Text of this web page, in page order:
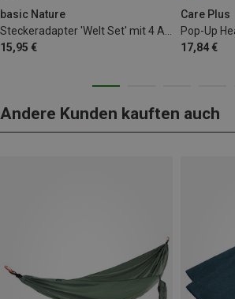
basic Nature
15,95 €
Care Plus
Pop-Up
17,84 €
Andere Kunden kauften auch